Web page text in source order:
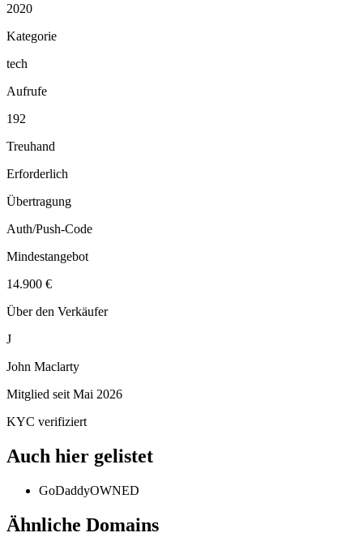
2020
Kategorie
tech
Aufrufe
192
Treuhand
Erforderlich
Übertragung
Auth/Push-Code
Mindestangebot
14.900 €
Über den Verkäufer
J
John Maclarty
Mitglied seit Mai 2026
KYC verifiziert
Auch hier gelistet
GoDaddyOWNED
Ähnliche Domains